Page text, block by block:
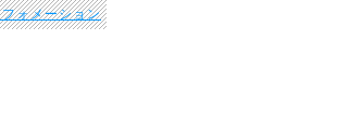
ォメーション